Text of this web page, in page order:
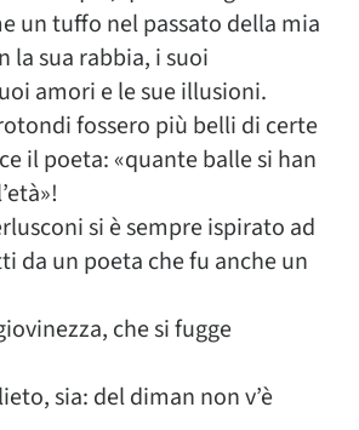
un tuffo nel passato della mia
la sua rabbia, i suoi
amori e le sue illusioni.
fossero più belli di certe
il poeta: «quante balle si han
si è sempre ispirato ad
da un poeta che fu anche un
che si fugge
sia: del diman non v’è